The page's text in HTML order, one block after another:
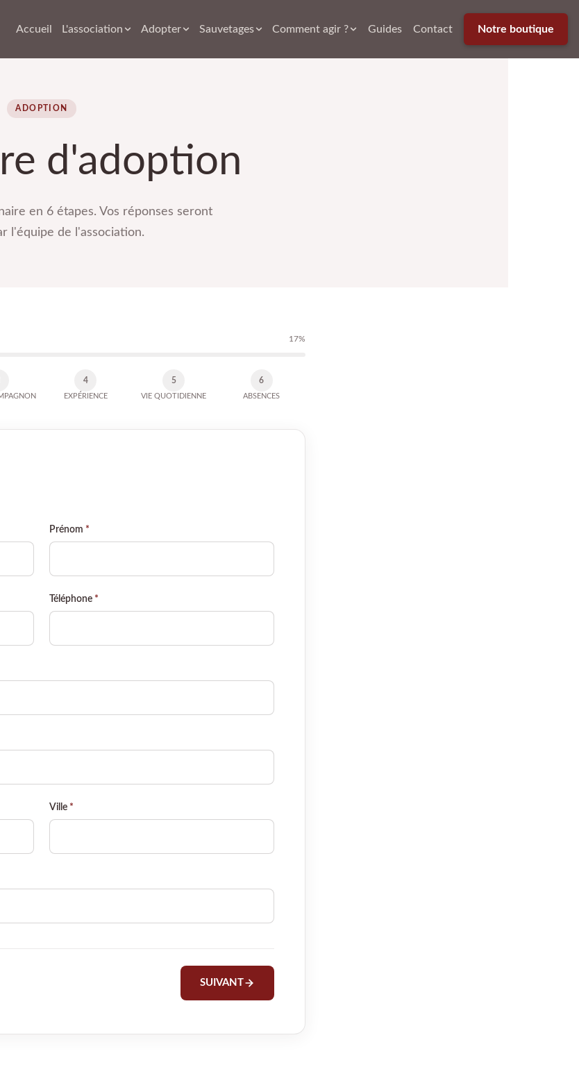
Accueil L'association Adopter Sauvetages Comment agir ? Guides Contact Notre boutique
ADOPTION
d'adoption
en 6 étapes. Vos réponses seront
l'équipe de l'association.
17%
4
EXPÉRIENCE
5
VIE QUOTIDIENNE
6
ABSENCES
Prénom *
Téléphone *
Ville *
SUIVANT